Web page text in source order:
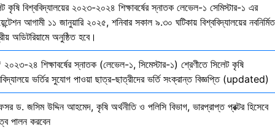
কৃষি বিশ্ববিদ্যালয়ের ২০২৩-২০২৪ শিক্ষাবর্ষের স্নাতক লেভেল-১ সেমিস্টার-১ এর
আগামী ১১ জানুয়ারি ২০২৫, শনিবার সকাল ৯.৩০ ঘটিকায় বিশ্ববিদ্যালয়ের নবনির্মিত
অডিটরিয়ামে অনুষ্ঠিত হবে।
২৪ শিক্ষাবর্ষের স্নাতক (লেভেল-১, সিমেস্টার-১) শ্রেণীতে সিলেট কৃষি
ভর্তির সুযোগ পাওয়া ছাত্র-ছাত্রীদের ভর্তি সংক্রান্ত বিজ্ঞপ্তি (updated)
ড. জসিম উদ্দিন আহমেদ, কৃষি অর্থনীতি ও পলিসি বিভাগ, ভারপ্রাপ্ত প্রক্টর হিসেবে
পালন করবেন